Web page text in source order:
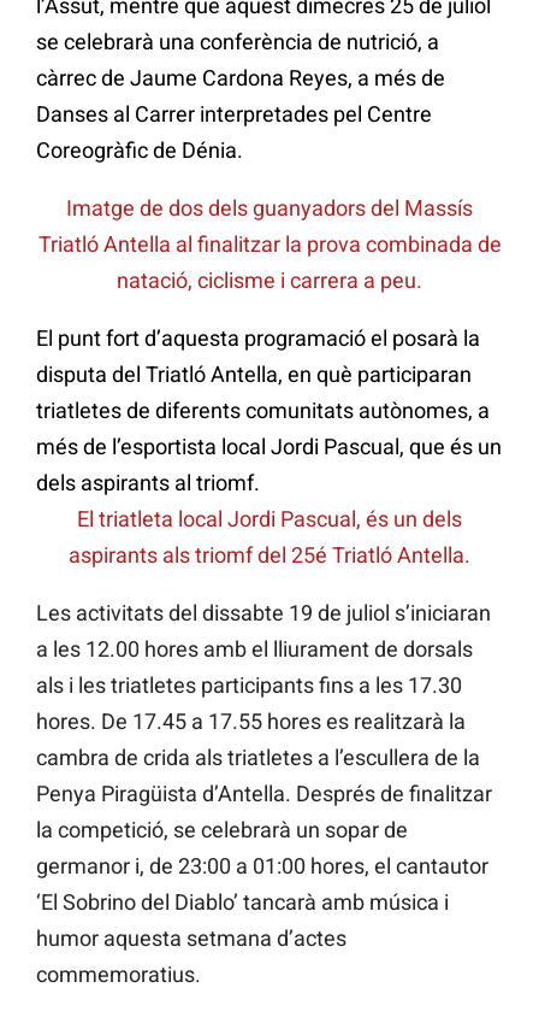
l’Assut, mentre que aquest dimecres 25 de juliol
se celebrarà una conferència de nutrició, a
càrrec de Jaume Cardona Reyes, a més de
Danses al Carrer interpretades pel Centre
Coreogràfic de Dénia.
Imatge de dos dels guanyadors del Massís
Triatló Antella al finalitzar la prova combinada de
natació, ciclisme i carrera a peu.
El punt fort d’aquesta programació el posarà la
disputa del Triatló Antella, en què participaran
triatletes de diferents comunitats autònomes, a
més de l’esportista local Jordi Pascual, que és un
dels aspirants al triomf.
El triatleta local Jordi Pascual, és un dels
aspirants als triomf del 25é Triatló Antella.
Les activitats del dissabte 19 de juliol s’iniciaran
a les 12.00 hores amb el lliurament de dorsals
als i les triatletes participants fins a les 17.30
hores. De 17.45 a 17.55 hores es realitzarà la
cambra de crida als triatletes a l’escullera de la
Penya Piragüista d’Antella. Després de finalitzar
la competició, se celebrarà un sopar de
germanor i, de 23:00 a 01:00 hores, el cantautor
‘El Sobrino del Diablo’ tancarà amb música i
humor aquesta setmana d’actes
commemoratius.